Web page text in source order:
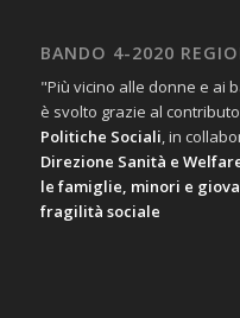
BANDO 4-2020
"Più vicino alle donne e ai
è svolto grazie al
Politiche Sociali, in
Direzione Sanità e
le famiglie, minori e
fragilità sociale